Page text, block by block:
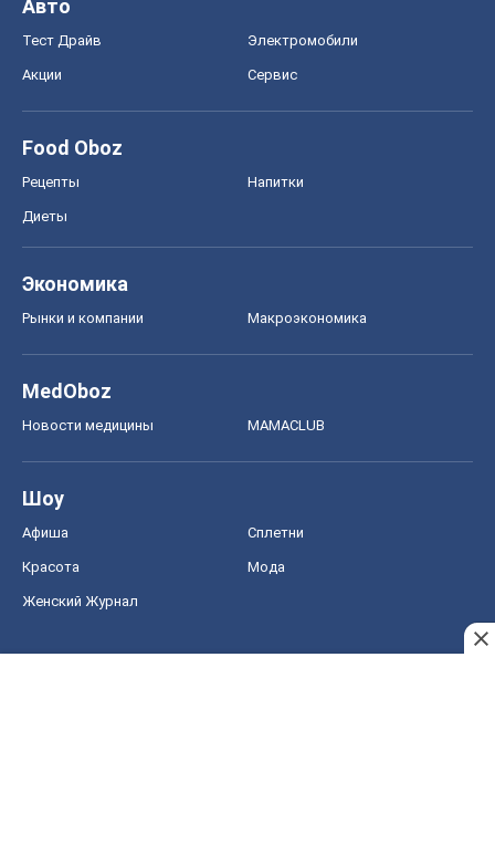
Авто
Тест Драйв Электромобили
Акции Сервис
Food Oboz
Рецепты Напитки
Диеты
Экономика
Рынки и компании Mакроэкономика
MedOboz
Новости медицины MAMACLUB
Шоу
Афиша Сплетни
Красота Мода
Женский Журнал